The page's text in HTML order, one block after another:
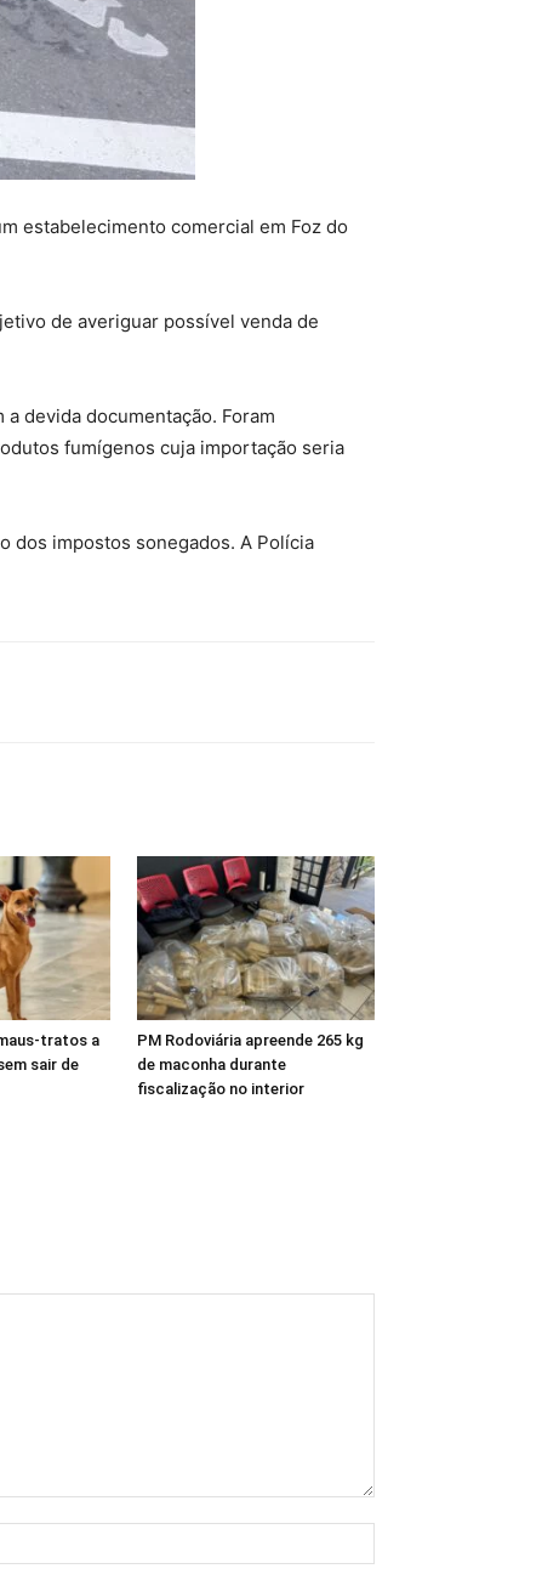
estabelecimento comercial em Foz do
de averiguar possível venda de
devida documentação. Foram
fumígenos cuja importação seria
dos impostos sonegados. A Polícia
tratos a
sair de
PM Rodoviária apreende 265 kg
de maconha durante
fiscalização no interior